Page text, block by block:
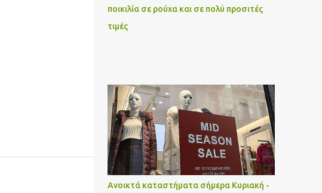
ποικιλία σε ρούχα και σε πολύ προσιτές
τιμές
Ανοικτά καταστήματα σήμερα Κυριακή -